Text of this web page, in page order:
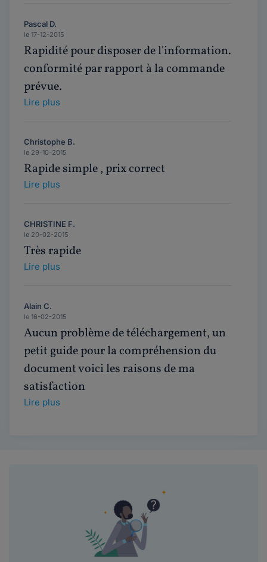
Pascal D.
le 17-12-2015
Rapidité pour disposer de l'information.
conformité par rapport à la commande
prévue.
Lire plus
Christophe B.
le 29-10-2015
Rapide simple , prix correct
Lire plus
CHRISTINE F.
le 20-02-2015
Très rapide
Lire plus
Alain C.
le 16-02-2015
Aucun problème de téléchargement, un
petit guide pour la compréhension du
document voici les raisons de ma
satisfaction
Lire plus